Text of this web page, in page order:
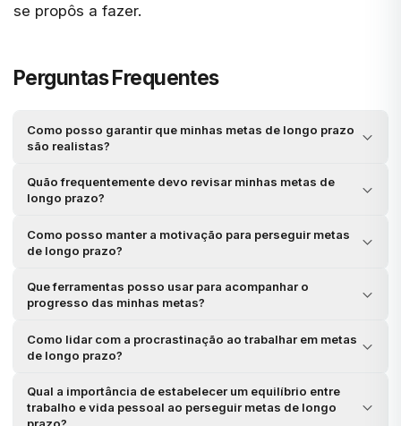
se propôs a fazer.
Perguntas Frequentes
Como posso garantir que minhas metas de longo prazo
são realistas?
Quão frequentemente devo revisar minhas metas de
longo prazo?
Como posso manter a motivação para perseguir metas
de longo prazo?
Que ferramentas posso usar para acompanhar o
progresso das minhas metas?
Como lidar com a procrastinação ao trabalhar em metas
de longo prazo?
Qual a importância de estabelecer um equilíbrio entre
trabalho e vida pessoal ao perseguir metas de longo